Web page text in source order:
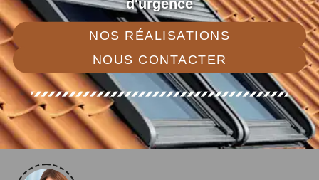
d'urgence
NOS RÉALISATIONS
NOUS CONTACTER